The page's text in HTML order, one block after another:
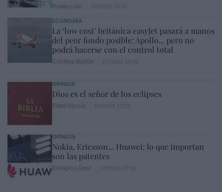
ECONOMÍA
La ‘low cost’ británica easyJet pasará a manos
del peor fondo posible: Apollo... pero no
podrá hacerse con el control total
OPINIÓN
Dios es el señor de los eclipses
OPINIÓN
Nokia, Ericsson... Huawei: lo que importan
son las patentes